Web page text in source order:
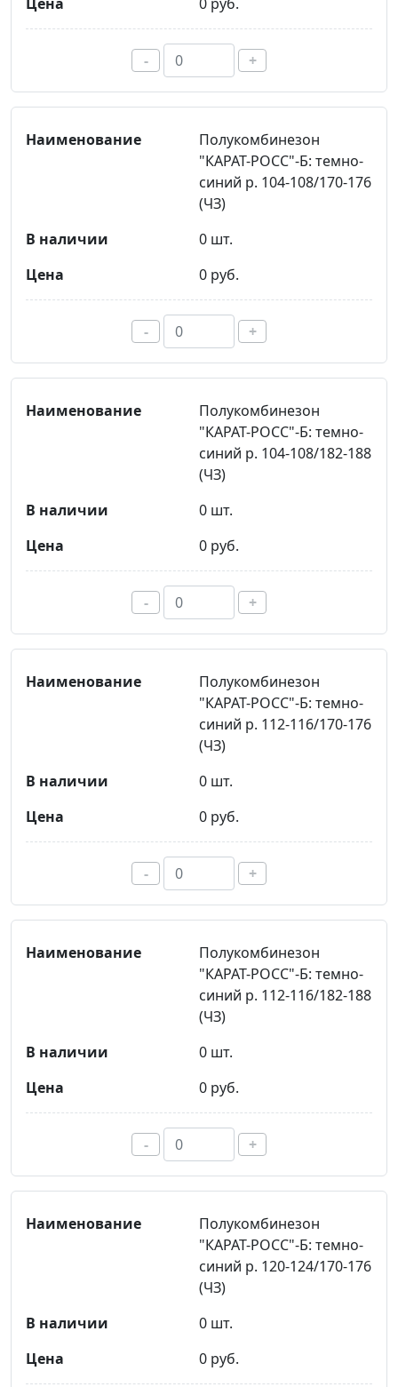
0 руб.
- +
Полукомбинезон
"КАРАТ-РОСС"-Б: темно-
синий р. 104-108/170-176
(ЧЗ)
0 шт.
0 руб.
- +
Полукомбинезон
"КАРАТ-РОСС"-Б: темно-
синий р. 104-108/182-188
(ЧЗ)
0 шт.
0 руб.
- +
Полукомбинезон
"КАРАТ-РОСС"-Б: темно-
синий р. 112-116/170-176
(ЧЗ)
0 шт.
0 руб.
- +
Полукомбинезон
"КАРАТ-РОСС"-Б: темно-
синий р. 112-116/182-188
(ЧЗ)
0 шт.
0 руб.
- +
Полукомбинезон
"КАРАТ-РОСС"-Б: темно-
синий р. 120-124/170-176
(ЧЗ)
0 шт.
0 руб.